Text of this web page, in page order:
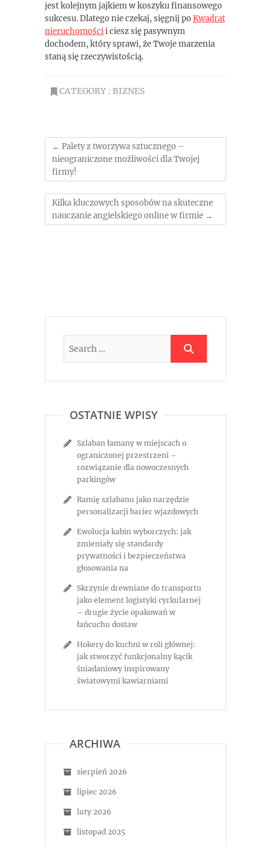
jest kolejnym jajkiem w koszyku finansowego
sukcesu. Dlatego nie czekaj, sięgnij poKwadrat
nieruchomościi ciesz się pasywnym
dochodem, który sprawi, że Twoje marzenia
staną się rzeczywistością.
CATEGORY : BIZNES
← Palety z tworzywa sztucznego –
nieograniczone możliwości dla Twojej
firmy!
Kilka kluczowych sposobów na skuteczne
nauczanie angielskiego online w firmie →
OSTATNIE WPISY
Szlaban łamany w miejscach o
ograniczonej przestrzeni –
rozwiązanie dla nowoczesnych
parkingów
Ramię szlabanu jako narzędzie
personalizacji barier wjazdowych
Ewolucja kabin wyborczych: jak
zmieniały się standardy
prywatności i bezpieczeństwa
głosowania na
Skrzynie drewniane do transportu
jako element logistyki cyrkularnej
– drugie życie opakowań w
łańcuchu dostaw
Hokery do kuchni w roli głównej:
jak stworzyć funkcjonalny kącik
śniadaniowy inspirowany
światowymi kawiarniami
ARCHIWA
sierpień 2026
lipiec 2026
luty 2026
listopad 2025